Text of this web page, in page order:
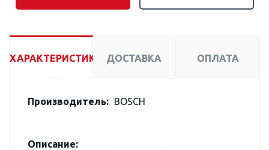
ХАРАКТЕРИСТИКИ ДОСТАВКА ОПЛАТА
Производитель: BOSCH
Описание: